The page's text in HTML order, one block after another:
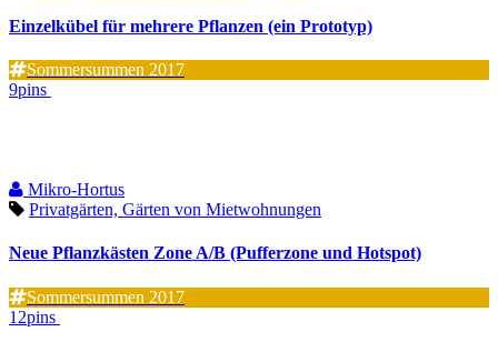
Einzelkübel für mehrere Pflanzen (ein Prototyp)
Sommersummen 2017
9pins
Mikro-Hortus
Privatgärten, Gärten von Mietwohnungen
Neue Pflanzkästen Zone A/B (Pufferzone und Hotspot)
Sommersummen 2017
12pins